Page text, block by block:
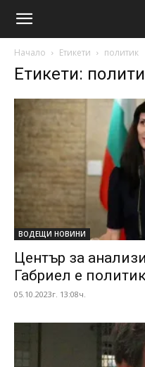
Начало Етикети политик
Етикети:
ВОДЕЩИ НОВИНИ
Център за
Габриел е
05.10.2023г. 13:08ч.